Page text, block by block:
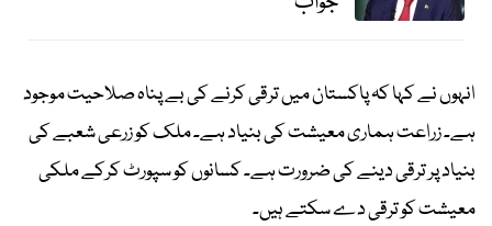
انہوں نے کہا کہ پاکستان میں ترقی کرنے کی بے پناہ صلاحیت موجود
ہے۔ زراعت ہماری معیشت کی بنیاد ہے۔ ملک کو زرعی شعبے کی
بنیاد پر ترقی دینے کی ضرورت ہے۔ کسانوں کو سپورٹ کرکے ملکی
معیشت کو ترقی دے سکتے ہیں۔